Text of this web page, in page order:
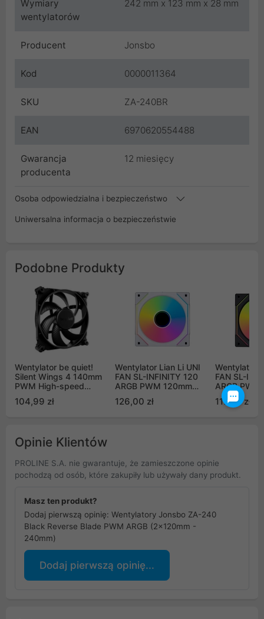
Wymiary
wentylatorów
242 mm x 123 mm x 28 mm
Producent Jonsbo
Kod 0000011364
SKU ZA-240BR
EAN 6970620554488
Gwarancja
producenta
12 miesięcy
Osoba odpowiedzialna i bezpieczeństwo
Uniwersalna informacja o bezpieczeństwie
Podobne Produkty
Wentylator be quiet!
Silent Wings 4 140mm
PWM High-speed
104,99 zł
Wentylator Lian Li UNI
FAN SL-INFINITY 120
ARGB PWM 120mm
126,00 zł
Wentylator
FAN SL-
ARGB
czarny
117,00 zł
Opinie Klientów
PROLINE S.A. nie gwarantuje, że zamieszczone opinie
pochodzą od osób, które zakupiły lub używały dany produkt.
Masz ten produkt?
Dodaj pierwszą opinię: Wentylatory Jonsbo ZA-240
Black Reverse Blade PWM ARGB (2x120mm -
240mm)
Dodaj pierwszą opinię...